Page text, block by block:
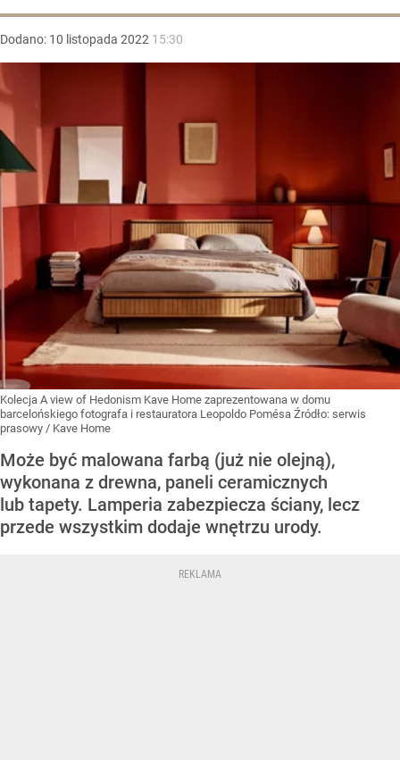
Dodano: 10 listopada 2022 15:30
Kolecja A view of Hedonism Kave Home zaprezentowana w domu
barcelońskiego fotografa i restauratora Leopoldo Pomésa Źródło: serwis
prasowy / Kave Home
Może być malowana farbą (już nie olejną),
wykonana z drewna, paneli ceramicznych
lub tapety. Lamperia zabezpiecza ściany, lecz
przede wszystkim dodaje wnętrzu urody.